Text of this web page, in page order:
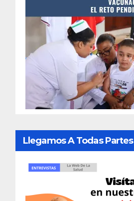
Llegamos A Todas Partes